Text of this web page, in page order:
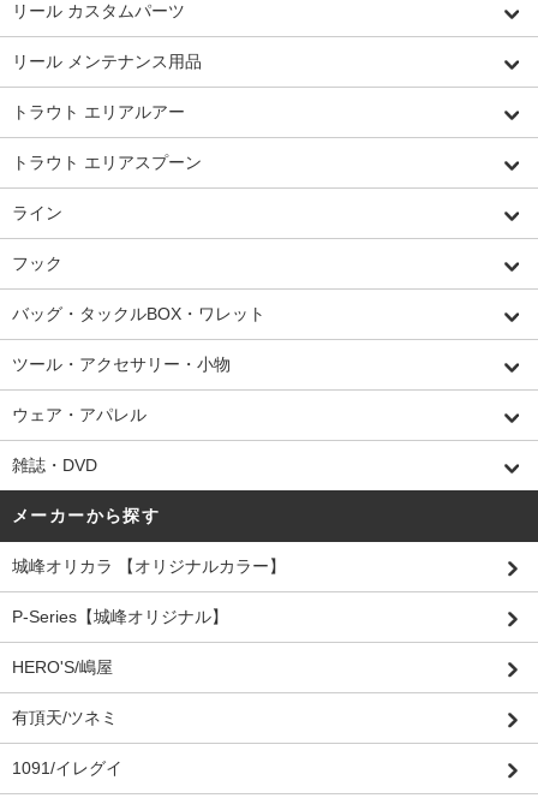
リール カスタムパーツ
リール メンテナンス用品
トラウト エリアルアー
トラウト エリアスプーン
ライン
フック
バッグ・タックルBOX・ワレット
ツール・アクセサリー・小物
ウェア・アパレル
雑誌・DVD
メーカーから探す
城峰オリカラ 【オリジナルカラー】
P-Series【城峰オリジナル】
HERO'S/嶋屋
有頂天/ツネミ
1091/イレグイ